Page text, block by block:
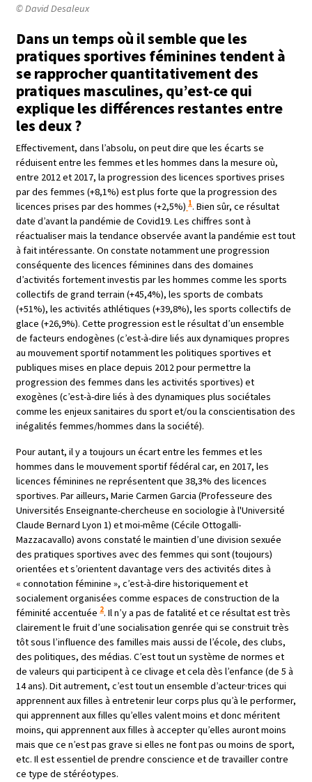
© David Desaleux
Dans un temps où il semble que les
pratiques sportives féminines tendent à
se rapprocher quantitativement des
pratiques masculines, qu’est-ce qui
explique les différences restantes entre
les deux ?
Effectivement, dans l’absolu, on peut dire que les écarts se
réduisent entre les femmes et les hommes dans la mesure où,
entre 2012 et 2017, la progression des licences sportives prises
par des femmes (+8,1%) est plus forte que la progression des
licences prises par des hommes (+2,5%) 1. Bien sûr, ce résultat
date d’avant la pandémie de Covid19. Les chiffres sont à
réactualiser mais la tendance observée avant la pandémie est tout
à fait intéressante. On constate notamment une progression
conséquente des licences féminines dans des domaines
d’activités fortement investis par les hommes comme les sports
collectifs de grand terrain (+45,4%), les sports de combats
(+51%), les activités athlétiques (+39,8%), les sports collectifs de
glace (+26,9%). Cette progression est le résultat d’un ensemble
de facteurs endogènes (c’est-à-dire liés aux dynamiques propres
au mouvement sportif notamment les politiques sportives et
publiques mises en place depuis 2012 pour permettre la
progression des femmes dans les activités sportives) et
exogènes (c’est-à-dire liés à des dynamiques plus sociétales
comme les enjeux sanitaires du sport et/ou la conscientisation des
inégalités femmes/hommes dans la société).
Pour autant, il y a toujours un écart entre les femmes et les
hommes dans le mouvement sportif fédéral car, en 2017, les
licences féminines ne représentent que 38,3% des licences
sportives. Par ailleurs, Marie Carmen Garcia (Professeure des
Universités Enseignante-chercheuse en sociologie à l'Université
Claude Bernard Lyon 1) et moi-même (Cécile Ottogalli-
Mazzacavallo)avons constaté le maintien d’une division sexuée
des pratiques sportives avec des femmes qui sont (toujours)
orientées et s’orientent davantage vers des activités dites à
« connotation féminine », c’est-à-dire historiquement et
socialement organisées comme espaces de construction de la
féminité accentuée 2. Il n’y a pas de fatalité et ce résultat est très
clairement le fruit d’une socialisation genrée qui se construit très
tôt sous l’influence des familles mais aussi de l’école, des clubs,
des politiques, des médias. C’est tout un système de normes et
de valeurs qui participent à ce clivage et cela dès l’enfance (de 5 à
14 ans). Dit autrement,c’est tout un ensemble d’acteur·trices qui
apprennent aux filles à entretenir leur corps plus qu’à le performer,
qui apprennent aux filles qu’elles valent moins et donc méritent
moins, qui apprennent aux filles à accepter qu’elles auront moins
mais que ce n’est pas grave si elles ne font pas ou moins de sport,
etc. Il est essentiel de prendre conscience et de travailler contre
ce type de stéréotypes.